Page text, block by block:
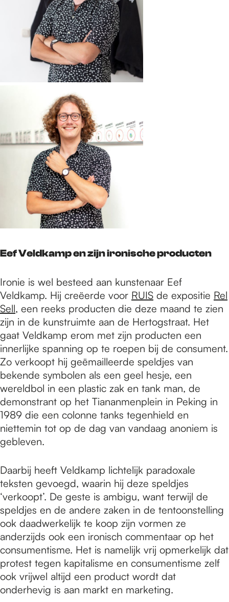
Eef Veldkamp en zijn ironische producten
Ironie is wel besteed aan kunstenaar Eef
Veldkamp. Hij creëerde voor RUIS de expositie Rel
Sell, een reeks producten die deze maand te zien
zijn in de kunstruimte aan de Hertogstraat. Het
gaat Veldkamp erom met zijn producten een
innerlijke spanning op te roepen bij de consument.
Zo verkoopt hij geëmailleerde speldjes van
bekende symbolen als een geel hesje, een
wereldbol in een plastic zak en tank man, de
demonstrant op het Tiananmenplein in Peking in
1989 die een colonne tanks tegenhield en
niettemin tot op de dag van vandaag anoniem is
gebleven.
Daarbij heeft Veldkamp lichtelijk paradoxale
teksten gevoegd, waarin hij deze speldjes
‘verkoopt’. De geste is ambigu, want terwijl de
speldjes en de andere zaken in de tentoonstelling
ook daadwerkelijk te koop zijn vormen ze
anderzijds ook een ironisch commentaar op het
consumentisme. Het is namelijk vrij opmerkelijk dat
protest tegen kapitalisme en consumentisme zelf
ook vrijwel altijd een product wordt dat
onderhevig is aan markt en marketing.